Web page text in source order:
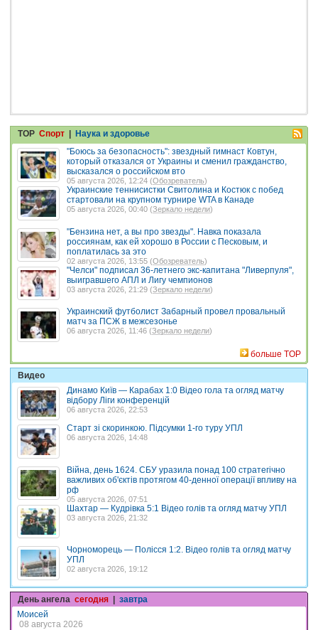
TOP Спорт
Наука и здоровье
"Боюсь за безопасность": звездный гимнаст Ковтун,
который отказался от Украины и сменил гражданство,
высказался о российском вто
05 августа 2026, 12:24 (Обозреватель)
Украинские теннисистки Свитолина и Костюк с побед
стартовали на крупном турнире WTA в Канаде
05 августа 2026, 00:40 (Зеркало недели)
"Бензина нет, а вы про звезды". Навка показала
россиянам, как ей хорошо в России с Песковым, и
поплатилась за это
02 августа 2026, 13:55 (Обозреватель)
"Челси" подписал 36-летнего экс-капитана "Ливерпуля",
выигравшего АПЛ и Лигу чемпионов
03 августа 2026, 21:29 (Зеркало недели)
Украинский футболист Забарный провел провальный
матч за ПСЖ в межсезонье
06 августа 2026, 11:46 (Зеркало недели)
больше TOP
Видео
Динамо Київ — Карабах 1:0 Відео гола та огляд матчу
відбору Ліги конференцій
06 августа 2026, 22:53
Старт зі скоринкою. Підсумки 1-го туру УПЛ
06 августа 2026, 14:48
Війна, день 1624. СБУ уразила понад 100 стратегічно
важливих об'єктів протягом 40-денної операції впливу на
рф
05 августа 2026, 07:51
Шахтар — Кудрівка 5:1 Відео голів та огляд матчу УПЛ
03 августа 2026, 21:32
Чорноморець — Полісся 1:2. Відео голів та огляд матчу
УПЛ
02 августа 2026, 19:12
День ангела сегодня | завтра
Моисей
08 августа 2026